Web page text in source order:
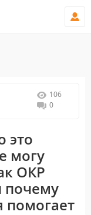
106
0
это
могу
ОКР
почему
помогает